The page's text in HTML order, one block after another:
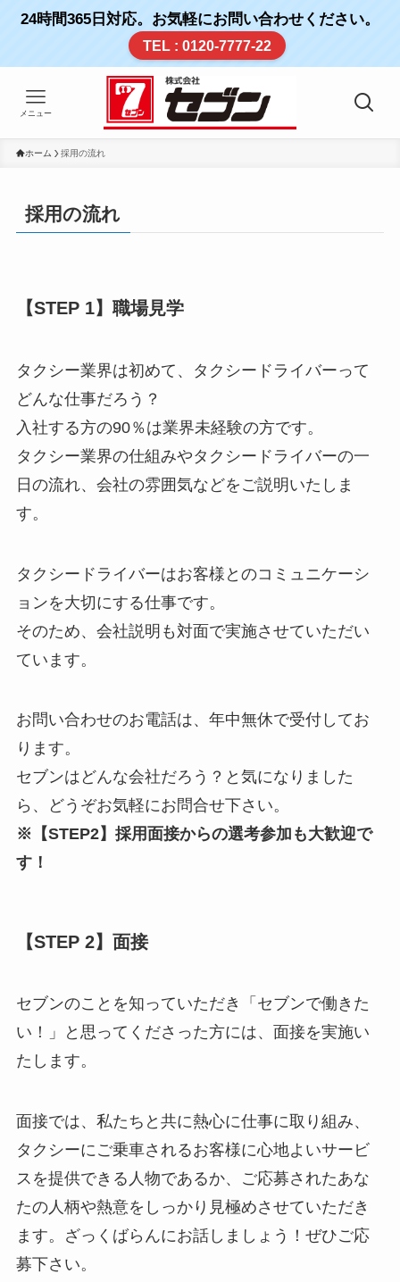
24時間365日対応。お気軽にお問い合わせください。
TEL : 0120-7777-22
メニュー
ホーム 採用の流れ
採用の流れ
【STEP 1】職場見学
タクシー業界は初めて、タクシードライバーって
どんな仕事だろう？
入社する方の90％は業界未経験の方です。
タクシー業界の仕組みやタクシードライバーの一
日の流れ、会社の雰囲気などをご説明いたしま
す。
タクシードライバーはお客様とのコミュニケーシ
ョンを大切にする仕事です。
そのため、会社説明も対面で実施させていただい
ています。
お問い合わせのお電話は、年中無休で受付してお
ります。
セブンはどんな会社だろう？と気になりました
ら、どうぞお気軽にお問合せ下さい。
※【STEP2】採用面接からの選考参加も大歓迎で
す！
【STEP 2】面接
セブンのことを知っていただき「セブンで働きた
い！」と思ってくださった方には、面接を実施い
たします。
面接では、私たちと共に熱心に仕事に取り組み、
タクシーにご乗車されるお客様に心地よいサービ
スを提供できる人物であるか、ご応募されたあな
たの人柄や熱意をしっかり見極めさせていただき
ます。ざっくばらんにお話しましょう！ぜひご応
募下さい。